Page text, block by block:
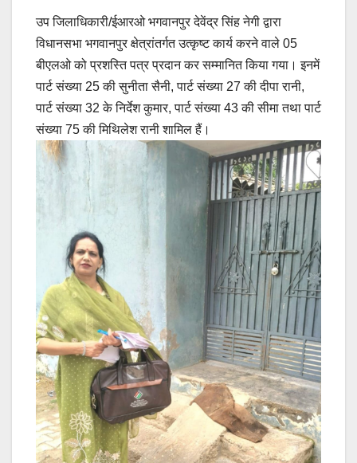
उप जिलाधिकारी/ईआरओ भगवानपुर देवेंद्र सिंह नेगी द्वारा
विधानसभा भगवानपुर क्षेत्रांतर्गत उत्कृष्ट कार्य करने वाले 05
बीएलओ को प्रशस्ति पत्र प्रदान कर सम्मानित किया गया। इनमें
पार्ट संख्या 25 की सुनीता सैनी, पार्ट संख्या 27 की दीपा रानी,
पार्ट संख्या 32 के निर्देश कुमार, पार्ट संख्या 43 की सीमा तथा पार्ट
संख्या 75 की मिथिलेश रानी शामिल हैं।